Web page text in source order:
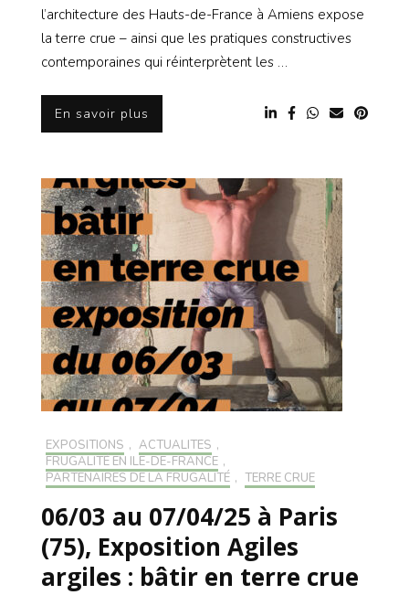
l’architecture des Hauts-de-France à Amiens expose
la terre crue – ainsi que les pratiques constructives
contemporaines qui réinterprètent les …
En savoir plus
EXPOSITIONS , ACTUALITÉS ,
FRUGALITÉ EN ILE-DE-FRANCE ,
PARTENAIRES DE LA FRUGALITÉ , TERRE CRUE
06/03 au 07/04/25 à Paris
(75), Exposition Agiles
argiles : bâtir en terre crue